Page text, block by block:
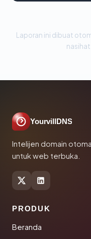
Laporan ini dibuat
YourvillDNS
Intelijen domain
untuk web terbuka.
PRODUK
Beranda